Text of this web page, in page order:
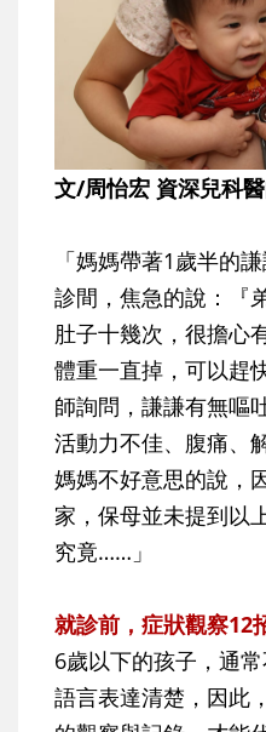
文/周怡宏 資深兒科
「媽媽帶著1歲半的
診間，焦急的說：『
肚子十幾次，很擔心
體重一直掉，可以趕
師詢問，謙謙有無嘔
活動力不佳、腹痛、
媽媽不好意思的說，
家，保母並未提到以
究竟……」
就診前，症狀觀察12
6歲以下的孩子，通
語言表達清楚，因此